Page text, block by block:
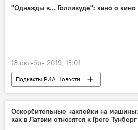
"Однажды в… Голливуде": кино о кино
13 октября 2019, 18:01
Подкасты РИА Новости
Радио Sputnik Латвия
Кино
Голливуд
Оскорбительные наклейки на машины:
как в Латвии относятся к Грете Тунберг